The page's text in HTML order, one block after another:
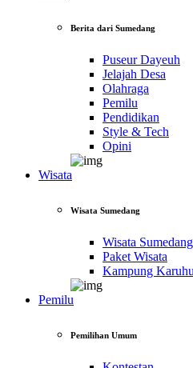
Berita dari Sumedang
Puseur Dayeuh
Jelajah Desa
Olahraga
Pemilu
Pendidikan
Style & Tech
Opini
Wisata
Wisata Sumedang
Wisata Sumedang
Paket Wisata
Kampung
Pemilu
Pemilihan Umum